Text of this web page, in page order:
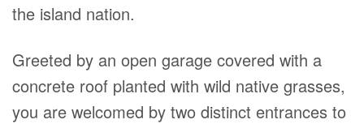
the island nation.
Greeted by an open garage covered with a
concrete roof planted with wild native grasses,
you are welcomed by two distinct entrances to